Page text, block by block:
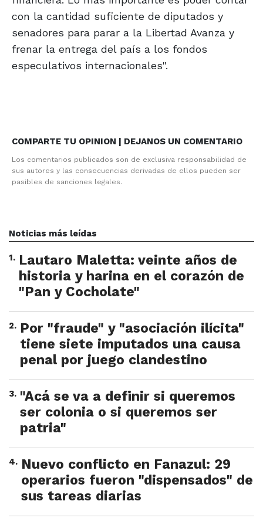
con la cantidad suficiente de diputados y
senadores para parar a la Libertad Avanza y
frenar la entrega del país a los fondos
especulativos internacionales".
COMPARTE TU OPINION | DEJANOS UN COMENTARIO
Los comentarios publicados son de exclusiva responsabilidad de
sus autores y las consecuencias derivadas de ellos pueden ser
pasibles de sanciones legales.
Noticias más leídas
1. Lautaro Maletta: veinte años de
historia y harina en el corazón de
"Pan y Cocholate"
2. Por "fraude" y "asociación ilícita"
tiene siete imputados una causa
penal por juego clandestino
3. "Acá se va a definir si queremos
ser colonia o si queremos ser
patria"
4. Nuevo conflicto en Fanazul: 29
operarios fueron "dispensados" de
sus tareas diarias